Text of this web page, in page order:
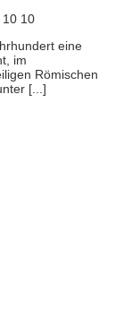
10 10
eine
im
Römischen
[...]